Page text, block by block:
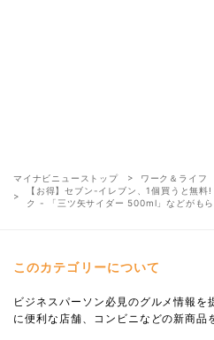
マイナビニューストップ ワーク＆ライフ
【お得】セブン-イレブン、1個買うと無
ク - 「三ツ矢サイダー 500ml」などがもら
このカテゴリーについて
ビジネスパーソン必見のグルメ情報
に便利な店舗、コンビニなどの新商品